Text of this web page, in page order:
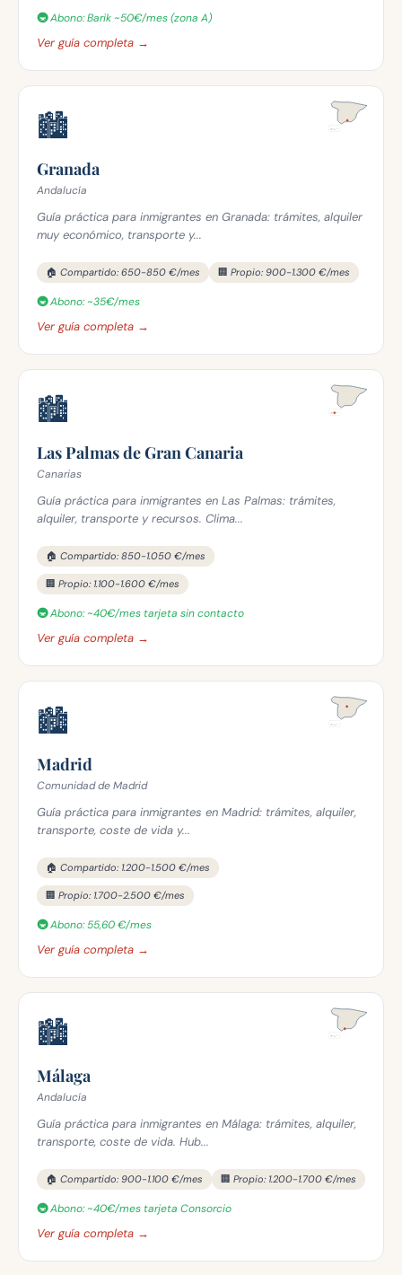
🚇 Abono: Barik ~50€/mes (zona A)
Ver guía completa →
🏙️
Granada
Andalucía
Guía práctica para inmigrantes en Granada: trámites, alquiler
muy económico, transporte y...
🏠 Compartido: 650-850 €/mes 🏢 Propio: 900-1.300 €/mes
🚇 Abono: ~35€/mes
Ver guía completa →
🏙️
Las Palmas de Gran Canaria
Canarias
Guía práctica para inmigrantes en Las Palmas: trámites,
alquiler, transporte y recursos. Clima...
🏠 Compartido: 850-1.050 €/mes
🏢 Propio: 1.100-1.600 €/mes
🚇 Abono: ~40€/mes tarjeta sin contacto
Ver guía completa →
🏙️
Madrid
Comunidad de Madrid
Guía práctica para inmigrantes en Madrid: trámites, alquiler,
transporte, coste de vida y...
🏠 Compartido: 1.200-1.500 €/mes
🏢 Propio: 1.700-2.500 €/mes
🚇 Abono: 55,60 €/mes
Ver guía completa →
🏙️
Málaga
Andalucía
Guía práctica para inmigrantes en Málaga: trámites, alquiler,
transporte, coste de vida. Hub...
🏠 Compartido: 900-1.100 €/mes 🏢 Propio: 1.200-1.700 €/mes
🚇 Abono: ~40€/mes tarjeta Consorcio
Ver guía completa →